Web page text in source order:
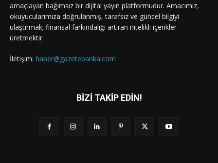
amaçlayan bağımsız bir dijital yayın platformudur. Amacımız,
okuyucularımıza doğrulanmış, tarafsız ve güncel bilgiyi
ulaştırmak; finansal farkındalığı artıran nitelikli içerikler
üretmektir.
İletişim: haber@gazetebanka.com
BİZİ TAKİP EDİN!